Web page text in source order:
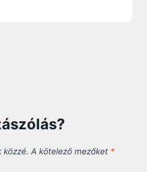
közzé. A kötelező mezőket *